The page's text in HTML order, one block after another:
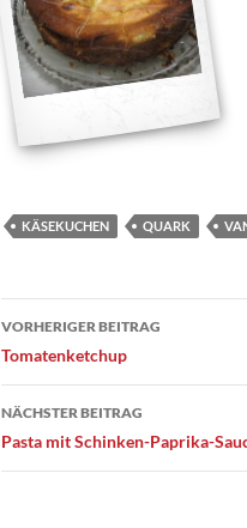
KÄSEKUCHEN QUARK
VORHERIGER BEITRAG
Tomatenketchup
NÄCHSTER BEITRAG
Pasta mit Schinken-Paprika-